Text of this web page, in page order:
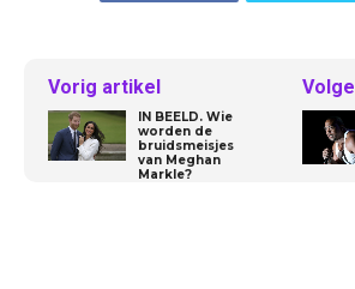
Vorig artikel
IN BEELD. Wie
worden de
bruidsmeisjes
van Meghan
Markle?